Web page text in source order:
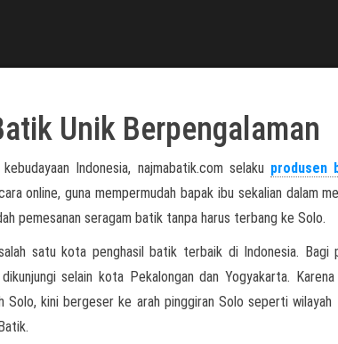
Unik Berpengalaman
Indonesia, najmabatik.com selaku produsen
online, guna mempermudah bapak ibu sekalian dalam
pemesanan seragam batik tanpa harus terbang ke Solo.
satu kota penghasil batik terbaik di Indonesia.
selain kota Pekalongan dan Yogyakarta.
Solo, kini bergeser ke arah pinggiran Solo seperti wilayah